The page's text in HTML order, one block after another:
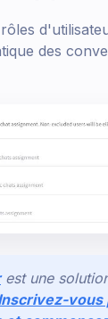
des
est une
vous